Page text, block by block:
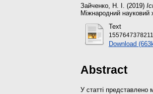
Зайченко, Н. І. (2019)
Міжнародний науковий
Text
Download
Abstract
У статті представлено